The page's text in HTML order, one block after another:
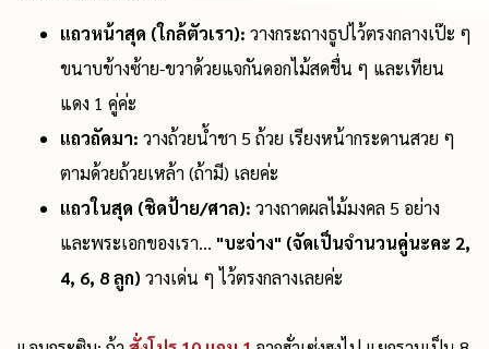
แถวหน้าสุด (ใกล้ตัวเรา): วางกระถางธูปไว้ตรงกลางเป๊ะ ๆ
ขนาบข้างซ้าย-ขวาด้วยแจกันดอกไม้สดชื่น ๆ และเทียน
แดง 1 คู่ค่ะ
แถวถัดมา: วางถ้วยน้ำชา 5 ถ้วย เรียงหน้ากระดานสวย ๆ
ตามด้วยถ้วยเหล้า (ถ้ามี) เลยค่ะ
แถวในสุด (ชิดป้าย/ศาล): วางถาดผลไม้มงคล 5 อย่าง
และพระเอกของเรา... "บะจ่าง" (จัดเป็นจำนวนคู่นะคะ 2,
4, 6, 8 ลูก) วางเด่น ๆ ไว้ตรงกลางเลยค่ะ